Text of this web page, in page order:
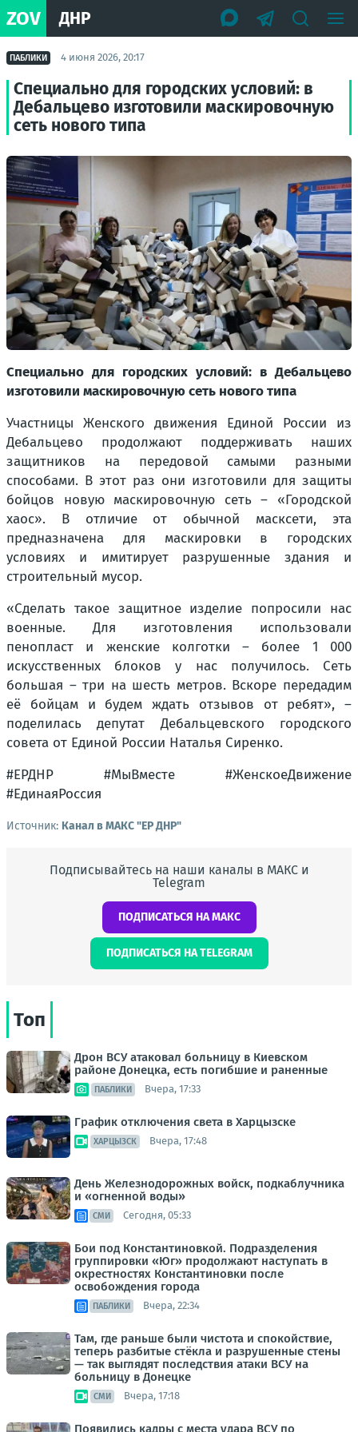
ZOV ДНР
ПАБЛИКИ 4 июня 2026, 20:17
Специально для городских условий: в
Дебальцево изготовили маскировочную
сеть нового типа
Специально для городских условий: в Дебальцево
изготовили маскировочную сеть нового типа
Участницы Женского движения Единой России из
Дебальцево продолжают поддерживать наших
защитников на передовой самыми разными
способами. В этот раз они изготовили для защиты
бойцов новую маскировочную сеть – «Городской
хаос». В отличие от обычной масксети, эта
предназначена для маскировки в городских
условиях и имитирует разрушенные здания и
строительный мусор.
«Сделать такое защитное изделие попросили нас
военные. Для изготовления использовали
пенопласт и женские колготки – более 1 000
искусственных блоков у нас получилось. Сеть
большая – три на шесть метров. Вскоре передадим
её бойцам и будем ждать отзывов от ребят», –
поделилась депутат Дебальцевского городского
совета от Единой России Наталья Сиренко.
#ЕРДНР #МыВместе #ЖенскоеДвижение
#ЕдинаяРоссия
Источник: Канал в МАКС "ЕР ДНР"
Подписывайтесь на наши каналы в МАКС и
Telegram
ПОДПИСАТЬСЯ НА МАКС
ПОДПИСАТЬСЯ НА TELEGRAM
Топ
Дрон ВСУ атаковал больницу в Киевском
районе Донецка, есть погибшие и раненные
ПАБЛИКИ Вчера, 17:33
График отключения света в Харцызске
ХАРЦЫЗСК Вчера, 17:48
День Железнодорожных войск, подкаблучника
и «огненной воды»
СМИ Сегодня, 05:33
Бои под Константиновкой. Подразделения
группировки «Юг» продолжают наступать в
окрестностях Константиновки после
освобождения города
ПАБЛИКИ Вчера, 22:34
Там, где раньше были чистота и спокойствие,
теперь разбитые стёкла и разрушенные стены
— так выглядят последствия атаки ВСУ на
больницу в Донецке
СМИ Вчера, 17:18
Появились кадры с места удара ВСУ по